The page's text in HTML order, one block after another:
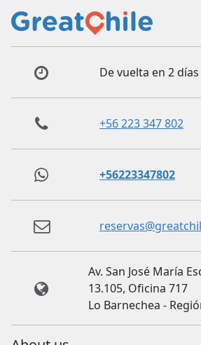
De vuelta en 2
+56 223 347 802
+56223347802
Av. San José María
13.105, Oficina 717
Lo Barnechea -